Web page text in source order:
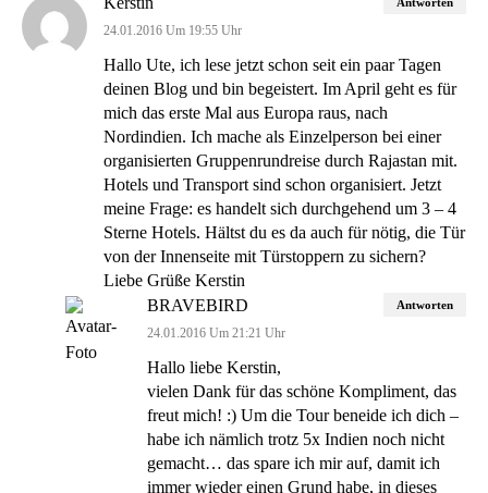
24.01.2016 Um 19:55 Uhr
Hallo Ute, ich lese jetzt schon seit ein paar Tagen
deinen Blog und bin begeistert. Im April geht es für
mich das erste Mal aus Europa raus, nach
Nordindien. Ich mache als Einzelperson bei einer
organisierten Gruppenrundreise durch Rajastan mit.
Hotels und Transport sind schon organisiert. Jetzt
meine Frage: es handelt sich durchgehend um 3 – 4
Sterne Hotels. Hältst du es da auch für nötig, die Tür
von der Innenseite mit Türstoppern zu sichern?
Liebe Grüße Kerstin
BRAVEBIRD
24.01.2016 Um 21:21 Uhr
Hallo liebe Kerstin,
vielen Dank für das schöne Kompliment, das
freut mich! :) Um die Tour beneide ich dich –
habe ich nämlich trotz 5x Indien noch nicht
gemacht… das spare ich mir auf, damit ich
immer wieder einen Grund habe, in dieses
Antworten